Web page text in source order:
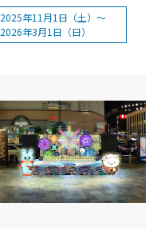
2025年11月1日（土）～
2026年3月1日（日）